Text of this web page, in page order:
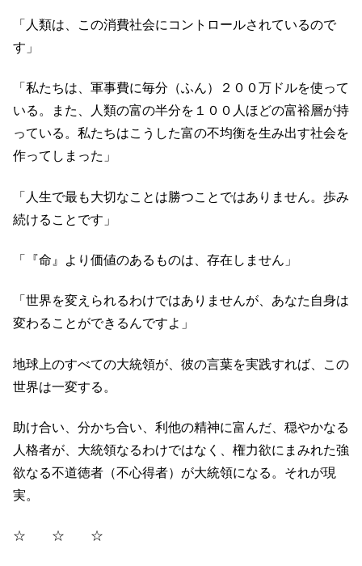
「人類は、この消費社会にコントロールされているので
す」
「私たちは、軍事費に毎分（ふん）２００万ドルを使って
いる。また、人類の富の半分を１００人ほどの富裕層が持
っている。私たちはこうした富の不均衡を生み出す社会を
作ってしまった」
「人生で最も大切なことは勝つことではありません。歩み
続けることです」
「『命』より価値のあるものは、存在しません」
「世界を変えられるわけではありませんが、あなた自身は
変わることができるんですよ」
地球上のすべての大統領が、彼の言葉を実践すれば、この
世界は一変する。
助け合い、分かち合い、利他の精神に富んだ、穏やかなる
人格者が、大統領なるわけではなく、権力欲にまみれた強
欲なる不道徳者（不心得者）が大統領になる。それが現
実。
☆ ☆ ☆